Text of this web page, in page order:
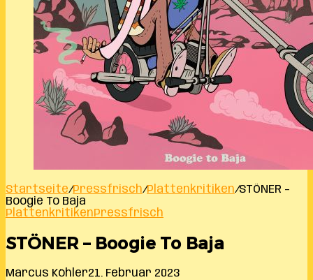
Startseite/Pressfrisch/Plattenkritiken/STÖNER –
Boogie To Baja
PlattenkritikenPressfrisch
STÖNER – Boogie To Baja
Marcus Köhler21. Februar 2023